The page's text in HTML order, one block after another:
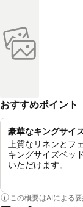
おすすめポイント
豪華なキングサイ
上質なリネンとフ
キングサイズベッ
いただけます。
この概要はAIによる